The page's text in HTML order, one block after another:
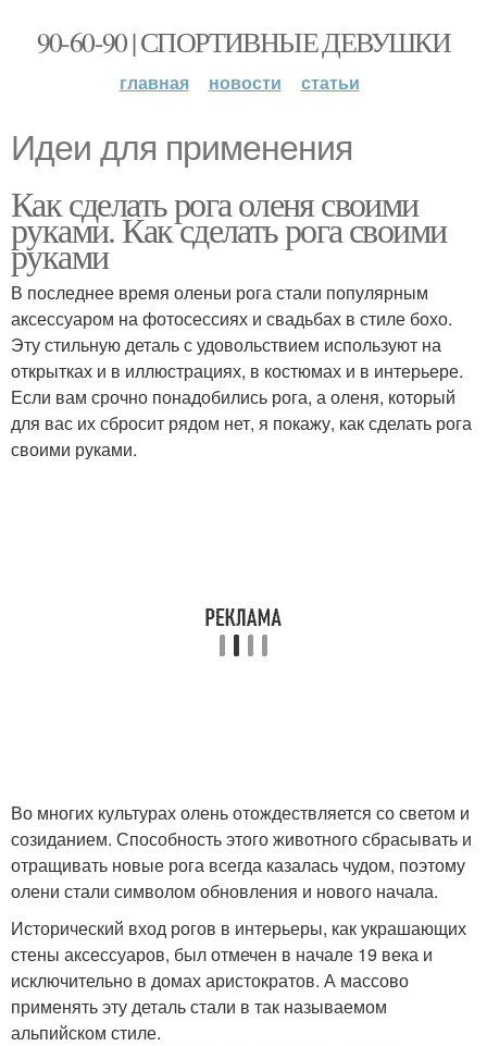
90-60-90 | СПОРТИВНЫЕ ДЕВУШКИ
главная новости статьи
Идеи для применения
Как сделать рога оленя своими
руками. Как сделать рога своими
руками
В последнее время оленьи рога стали популярным
аксессуаром на фотосессиях и свадьбах в стиле бохо.
Эту стильную деталь с удовольствием используют на
открытках и в иллюстрациях, в костюмах и в интерьере.
Если вам срочно понадобились рога, а оленя, который
для вас их сбросит рядом нет, я покажу, как сделать рога
своими руками.
Во многих культурах олень отождествляется со светом и
созиданием. Способность этого животного сбрасывать и
отращивать новые рога всегда казалась чудом, поэтому
олени стали символом обновления и нового начала.
Исторический вход рогов в интерьеры, как украшающих
стены аксессуаров, был отмечен в начале 19 века и
исключительно в домах аристократов. А массово
применять эту деталь стали в так называемом
альпийском стиле.